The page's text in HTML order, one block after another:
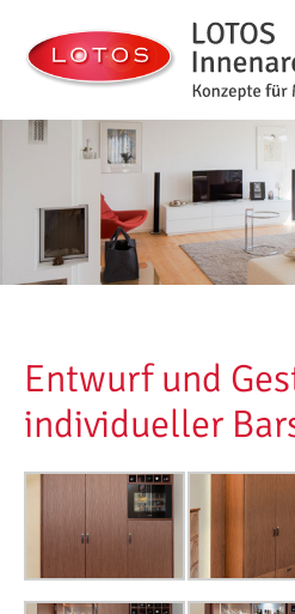
LOTOS Innenarchitektur
Konzepte für Mensch + Raum
Entwurf und
individueller